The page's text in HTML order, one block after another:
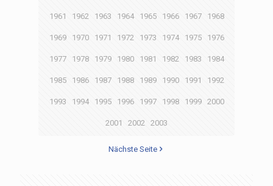
1961 1962 1963 1964 1965 1966 1967 1968
1969 1970 1971 1972 1973 1974 1975 1976
1977 1978 1979 1980 1981 1982 1983 1984
1985 1986 1987 1988 1989 1990 1991 1992
1993 1994 1995 1996 1997 1998 1999 2000
2001 2002 2003
Nächste Seite